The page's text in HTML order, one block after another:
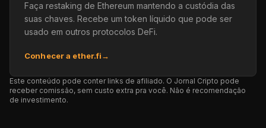
Faça restaking de Ethereum mantendo a custódia das
suas chaves. Recebe um token líquido que pode ser
usado em outros protocolos DeFi.
Conhecer a ether.fi→
Este conteúdo pode conter links de afiliado. O Jornal Cripto pode
receber comissão, sem custo extra pra você. Não é recomendação
de investimento.